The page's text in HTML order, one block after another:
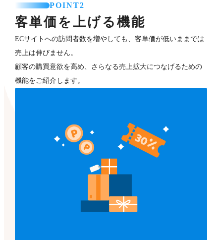
POINT2
客単価を上げる機能
ECサイトへの訪問者数を増やしても、客単価が低いままでは
売上は伸びません。
顧客の購買意欲を高め、さらなる売上拡大につなげるための
機能をご紹介します。